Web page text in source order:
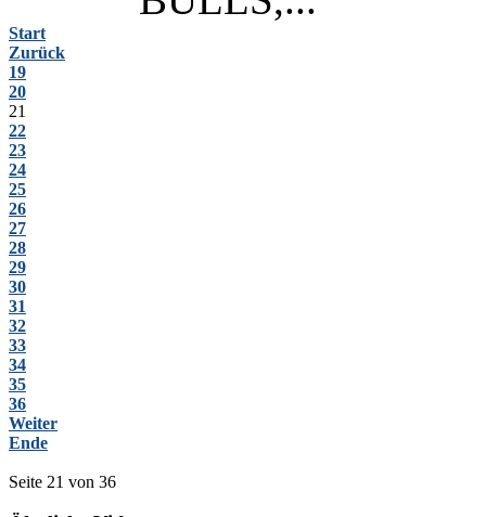
Start
Zurück
19
20
21
22
23
24
25
26
27
28
29
30
31
32
33
34
35
36
Weiter
Ende
Seite 21 von 36